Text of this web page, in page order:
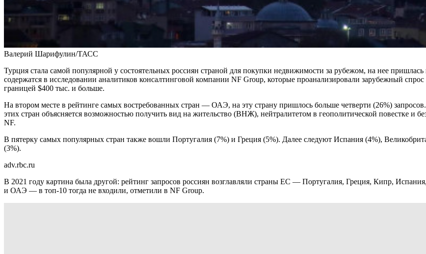
Валерий Шарифулин/ТАСС
Турция стала самой популярной у состоятельных россиян страной для покупки недвижимости за рубежом, на нее
содержатся в исследовании аналитиков консалтинговой компании NF Group, которые проанализировали зарубежный
границей $400 тыс. и больше.
На втором месте в рейтинге самых востребованных стран — ОАЭ, на эту страну пришлось больше четверти (26%)
этих стран объясняется возможностью получить вид на жительство (ВНЖ), нейтралитетом в геополитической повестке и
NF.
В пятерку самых популярных стран также вошли Португалия (7%) и Греция (5%). Далее следуют Испания (4%),
(3%).
adv.rbc.ru
В 2021 году картина была другой: рейтинг запросов россиян возглавляли страны ЕС — Португалия, Греция, Кипр,
и ОАЭ — в топ-10 тогда не входили, отметили в NF Group.